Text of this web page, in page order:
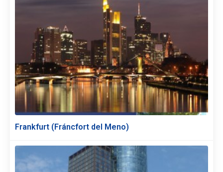
Frankfurt (Fráncfort del Meno)